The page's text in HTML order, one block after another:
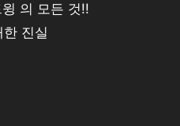
의 모든 것!!
진실